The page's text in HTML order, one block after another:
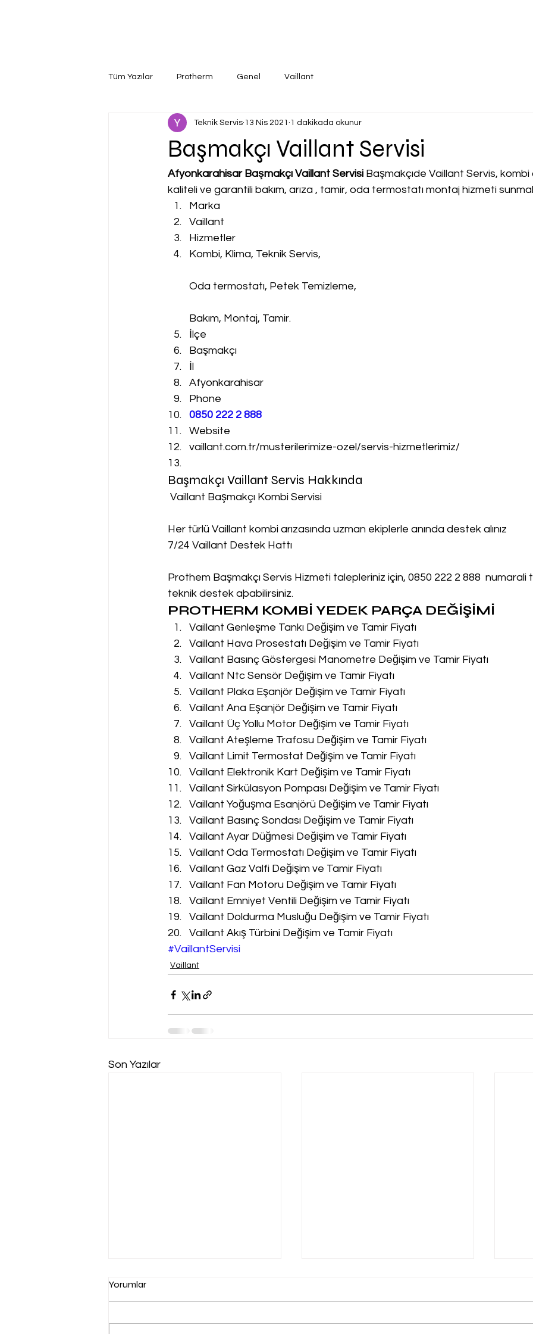
Tüm Yazılar Protherm Genel Vaillant
Başmakçı Vaillant Servisi
Teknik Servis 13 Nis 2021 1 dakikada okunur
Afyonkarahisar Başmakçı Vaillant Servisi Başmakçıde Vaillant Servis, kombi
kaliteli ve garantili bakım, arıza , tamir, oda termostatı montaj hizmeti
Marka
Vaillant
Hizmetler
Kombi, Klima, Teknik Servis,
Oda termostatı, Petek Temizleme,
Bakım, Montaj, Tamir.
İlçe
Başmakçı
İl
Afyonkarahisar
Phone
0850 222 2 888
Website
vaillant.com.tr/musterilerimize-ozel/servis-hizmetlerimiz/
Başmakçı Vaillant Servis Hakkında
Vaillant Başmakçı Kombi Servisi
Her türlü Vaillant kombi arızasında uzman ekiplerle anında destek alınız
7/24 Vaillant Destek Hattı
Prothem Başmakçı Servis Hizmeti talepleriniz için, 0850 222 2 888
teknik destek aþabilirsiniz.
PROTHERM KOMBİ YEDEK PARÇA DEĞİŞİMİ
Vaillant Genleşme Tankı Değişim ve Tamir Fiyatı
Vaillant Hava Prosestatı Değişim ve Tamir Fiyatı
Vaillant Basınç Göstergesi Manometre Değişim ve Tamir Fiyatı
Vaillant Ntc Sensör Değişim ve Tamir Fiyatı
Vaillant Plaka Eşanjör Değişim ve Tamir Fiyatı
Vaillant Ana Eşanjör Değişim ve Tamir Fiyatı
Vaillant Üç Yollu Motor Değişim ve Tamir Fiyatı
Vaillant Ateşleme Trafosu Değişim ve Tamir Fiyatı
Vaillant Limit Termostat Değişim ve Tamir Fiyatı
Vaillant Elektronik Kart Değişim ve Tamir Fiyatı
Vaillant Sirkülasyon Pompası Değişim ve Tamir Fiyatı
Vaillant Yoğuşma Esanjörü Değişim ve Tamir Fiyatı
Vaillant Basınç Sondası Değişim ve Tamir Fiyatı
Vaillant Ayar Düğmesi Değişim ve Tamir Fiyatı
Vaillant Oda Termostatı Değişim ve Tamir Fiyatı
Vaillant Gaz Valfi Değişim ve Tamir Fiyatı
Vaillant Fan Motoru Değişim ve Tamir Fiyatı
Vaillant Emniyet Ventili Değişim ve Tamir Fiyatı
Vaillant Doldurma Musluğu Değişim ve Tamir Fiyatı
Vaillant Akış Türbini Değişim ve Tamir Fiyatı
#VaillantServisi
Vaillant
Son Yazılar
Yorumlar